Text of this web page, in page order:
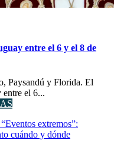
entre el 6 y el 8 de
Paysandú y Florida. El
el 6...